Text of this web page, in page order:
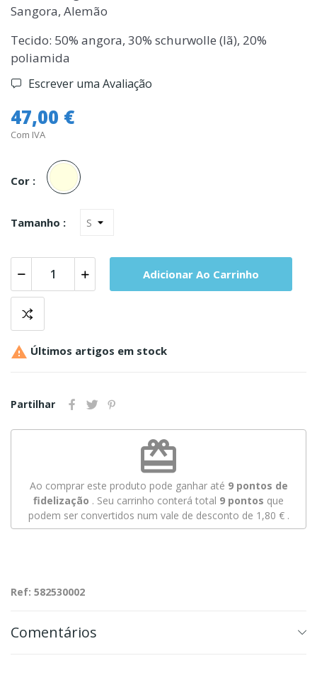
Sangora, Alemão
Tecido: 50% angora, 30% schurwolle (lã), 20%
poliamida
Escrever uma Avaliação
47,00 €
Com IVA
Cor :
Perola
Tamanho :
Adicionar Ao Carrinho
 Últimos artigos em stock
Partilhar
redeem
Ao comprar este produto pode ganhar até 9pontos de
fidelização . Seu carrinho conterá total 9 pontos que
podem ser convertidos num vale de desconto de 1,80 €.
Ref: 582530002
Comentários